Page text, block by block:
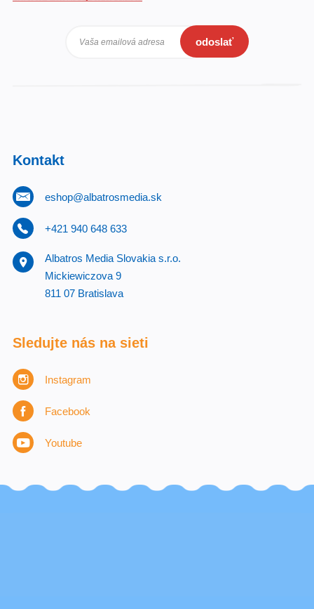
Vaša emailová adresa odoslať
Kontakt
eshop@albatrosmedia.sk
+421 940 648 633
Albatros Media Slovakia s.r.o.
Mickiewiczova 9
811 07 Bratislava
Sledujte nás na sieti
Instagram
Facebook
Youtube